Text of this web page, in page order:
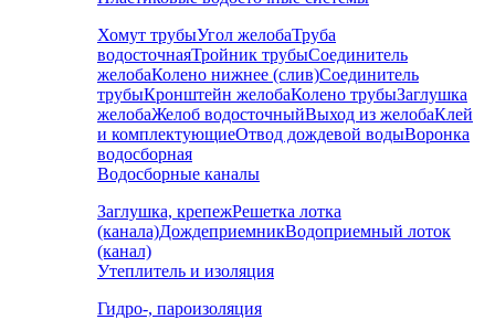
Хомут трубыУгол желобаТруба
водосточнаяТройник трубыСоединитель
желобаКолено нижнее (слив)Соединитель
трубыКронштейн желобаКолено трубыЗаглушка
желобаЖелоб водосточныйВыход из желобаКлей
и комплектующиеОтвод дождевой водыВоронка
водосборная
Водосборные каналы
Заглушка, крепежРешетка лотка
(канала)ДождеприемникВодоприемный лоток
(канал)
Утеплитель и изоляция
Гидро-, пароизоляция